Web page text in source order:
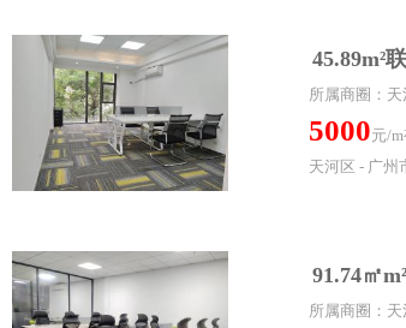
45.89m²
所属商圈：天
5000元/
天河区 - 广州
91.74㎡
所属商圈：天